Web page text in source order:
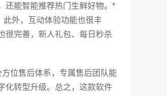
还能智能推荐热门生鲜好物。*
此外，互动体验功能也很丰
很完善，新人礼包、每日秒杀
位售后体系，专属售后团队能
化转型升级。总之，这款软件